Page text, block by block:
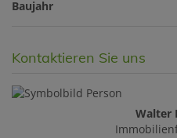
Baujahr
Kontaktieren Sie uns
Walter